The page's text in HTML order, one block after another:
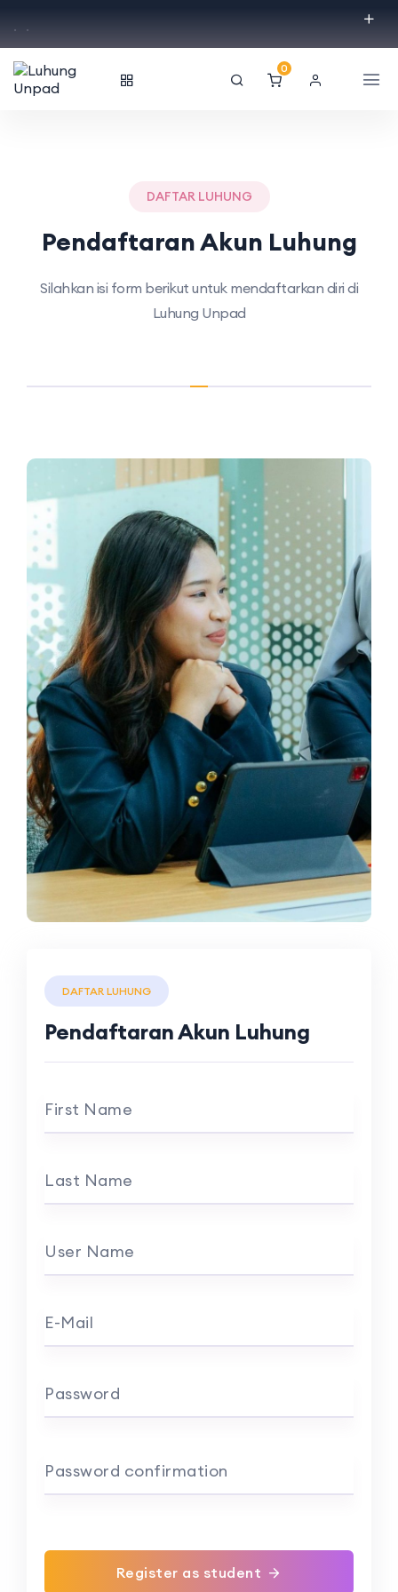
. .
0
DAFTAR LUHUNG
Pendaftaran Akun Luhung
Silahkan isi form berikut untuk mendaftarkan diri di
Luhung Unpad
DAFTAR LUHUNG
Pendaftaran Akun Luhung
First Name
Last Name
User Name
E-Mail
Password
Password confirmation
Register as student